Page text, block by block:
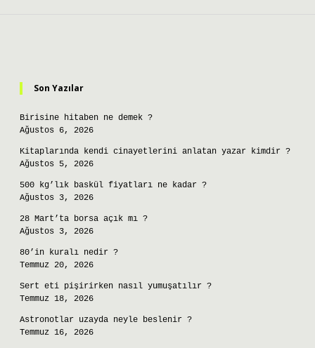
Son Yazılar
Birisine hitaben ne demek ?
Ağustos 6, 2026
Kitaplarında kendi cinayetlerini anlatan yazar kimdir ?
Ağustos 5, 2026
500 kg’lık baskül fiyatları ne kadar ?
Ağustos 3, 2026
28 Mart’ta borsa açık mı ?
Ağustos 3, 2026
80’in kuralı nedir ?
Temmuz 20, 2026
Sert eti pişirirken nasıl yumuşatılır ?
Temmuz 18, 2026
Astronotlar uzayda neyle beslenir ?
Temmuz 16, 2026